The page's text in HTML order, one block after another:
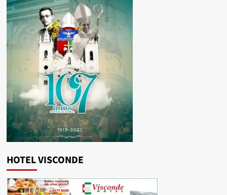
HOTEL VISCONDE